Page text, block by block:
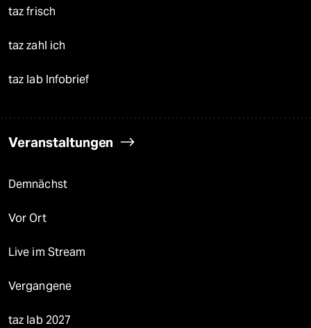
taz frisch
taz zahl ich
taz lab Infobrief
Veranstaltungen
Demnächst
Vor Ort
Live im Stream
Vergangene
taz lab 2027